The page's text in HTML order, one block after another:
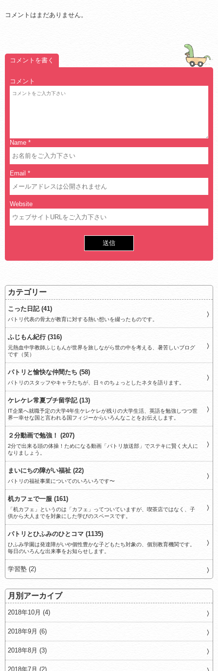
コメントはまだありません。
コメントを書く
コメント
Name *
Email *
Website
カテゴリー
こった日記 (41)
パトリ代表の骨太が教育に対する熱い想いを綴ったものです。
ふじもん紀行 (316)
元熱血中学教師ふじもんが世界を旅しながら世の中を考える、暑苦しいブログ
です（笑）
パトリと愉快な仲間たち (58)
パトリのスタッフやキャラたちが、日々のちょっとしたネタを語ります。
ケレケレ常夏プチ留学記 (13)
IT企業へ就職予定の大学4年生ケレケレが残りの大学生活、英語を勉強しつつ世
界一幸せな国と言われる国フィジーからいろんなことをお伝えします。
２分動画で勉強！ (207)
2分で出来る頭の体操！ためになる動画「パトリ放送部」でステキに賢く大人に
なりましょう。
まいにちの障がい福祉 (22)
パトリの福祉事業についてのいろいろです〜
机カフェで一服 (161)
「机カフェ」というのは「カフェ」ってついていますが、喫茶店ではなく、子
供から大人までを対象にした学びのスペースです。
パトリとひふみのひとコマ (1135)
ひふみ学園は発達障がいや個性豊かな子どもたち対象の、個別教育機関です。
毎日のいろんな出来事をお知らせします。
学習塾 (2)
月別アーカイブ
2018年10月 (4)
2018年9月 (6)
2018年8月 (3)
2018年7月 (2)